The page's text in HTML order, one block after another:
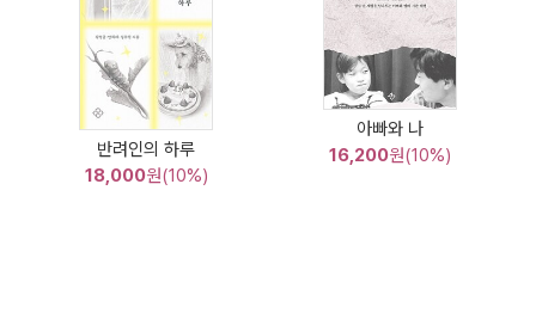
반려인의 하루
18,000원(10%)
아빠와 나
16,200원(10%)